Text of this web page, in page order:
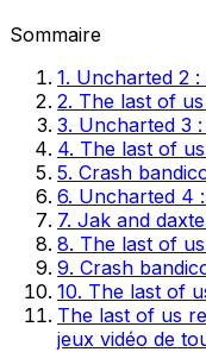
Sommaire
1. Uncharted 2
2. The last of us
3. Uncharted 3
4. The last of
5. Crash
6. Uncharted 4
7. Jak and
8. The last of
9. Crash
10. The last of
The last of us
jeux vidéo de